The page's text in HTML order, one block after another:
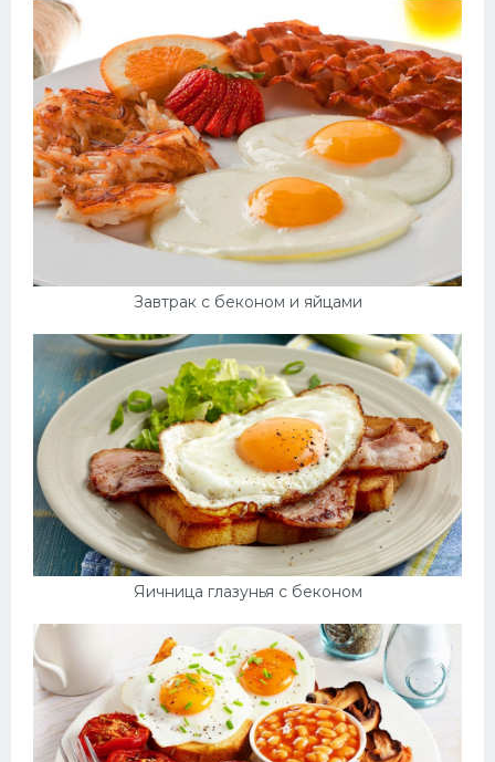
Завтрак с беконом и яйцами
Яичница глазунья с беконом